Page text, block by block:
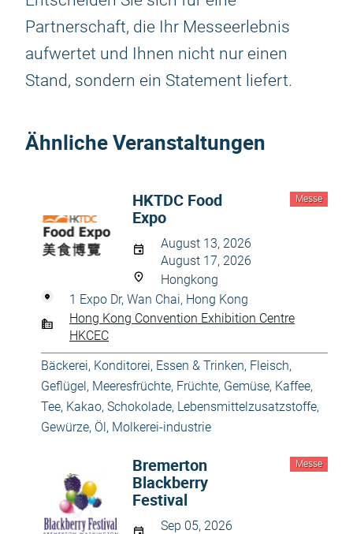
Partnerschaft, die Ihr Messeerlebnis
aufwertet und Ihnen nicht nur einen
Stand, sondern ein Statement liefert.
Ähnliche Veranstaltungen
Messe
HKTDC Food
Expo
August 13, 2026
August 17, 2026
Hongkong
1 Expo Dr, Wan Chai, Hong Kong
Hong Kong Convention Exhibition Centre
HKCEC
Bäckerei, Konditorei, Essen & Trinken, Fleisch,
Geflügel, Meeresfrüchte, Früchte, Gemüse, Kaffee,
Tee, Kakao, Schokolade, Lebensmittelzusatzstoffe,
Gewürze, Öl, Molkerei-industrie
Messe
Bremerton
Blackberry
Festival
Sep 05, 2026